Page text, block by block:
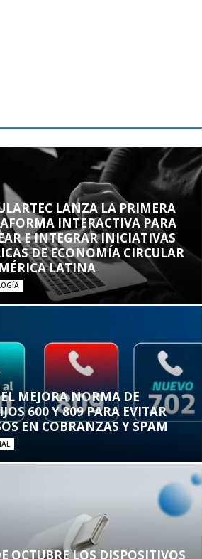
LANZA LA PRIMERA
INTERACTIVA PARA
E INTEGRAR INICIATIVAS
DE ECONOMÍA CIRCULAR
LATINA
MEJORA NORMA DE
600 Y 809 PARA EVITAR
EN COBRANZAS Y SPAM
OCTUBRE LOS DISPOSITIVOS